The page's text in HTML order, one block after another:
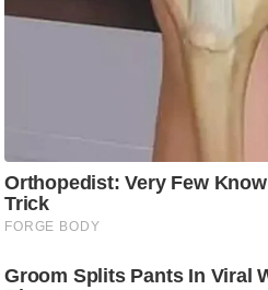
ब्यू
टी
फै